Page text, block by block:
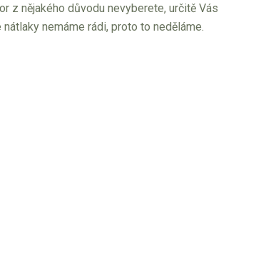
z nějakého důvodu nevyberete, určitě Vás
nemáme rádi, proto to neděláme.